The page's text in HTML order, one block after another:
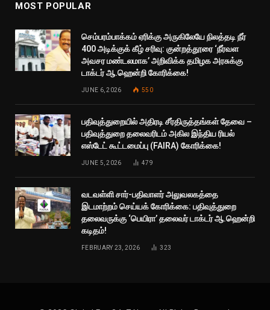
MOST POPULAR
செம்பரம்பாக்கம் ஏரிக்கு அருகிலேயே நிலத்தடி நீர்
400 அடிக்குக் கீழ் சரிவு: குன்றத்தூரை ‘நீர்வள
அவசர மண்டலமாக’ அறிவிக்க தமிழக அரசுக்கு
டாக்டர் ஆ.ஹென்றி கோரிக்கை!
JUNE 6, 2026 550
பதிவுத்துறையில் அதிரடி சீர்திருத்தங்கள் தேவை –
பதிவுத்துறை தலைவரிடம் அகில இந்திய ரியல்
எஸ்டேட் கூட்டமைப்பு (FAIRA) கோரிக்கை!
JUNE 5, 2026 479
வடவள்ளி சார்-பதிவாளர் அலுவலகத்தை
இடமாற்றம் செய்யக் கோரிக்கை: பதிவுத்துறை
தலைவருக்கு ‘பெயிரா’ தலைவர் டாக்டர் ஆ.ஹென்றி
கடிதம்!
FEBRUARY 23, 2026 323